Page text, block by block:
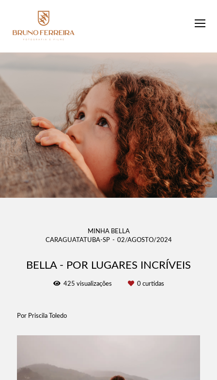
MINHA BELLA
CARAGUATATUBA-SP
02/AGOSTO/2024
BELLA - POR LUGARES INCRÍVEIS
425 visualizações 0curtidas
Por Priscila Toledo